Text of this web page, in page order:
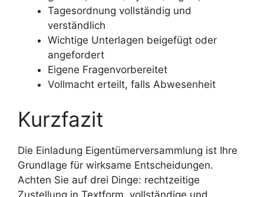
Tagesordnung vollständig und
verständlich
Wichtige Unterlagen beigefügt oder
angefordert
Eigene Fragenvorbereitet
Vollmacht erteilt, falls Abwesenheit
Kurzfazit
Die Einladung Eigentümerversammlung ist Ihre
Grundlage für wirksame Entscheidungen.
Achten Sie auf drei Dinge: rechtzeitige